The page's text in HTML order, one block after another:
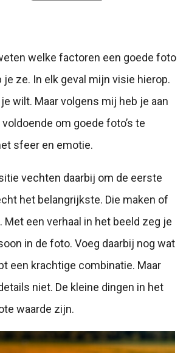
welke factoren een goede foto
je ze. In elk geval mijn visie hierop.
wilt. Maar volgens mij heb je aan
om goede foto’s te
sfeer en emotie.
vechten daarbij om de eerste
het belangrijkste. Die maken of
Met een verhaal in het beeld zeg je
in de foto. Voeg daarbij nog wat
een krachtige combinatie. Maar
niet. De kleine dingen in het
waarde zijn.